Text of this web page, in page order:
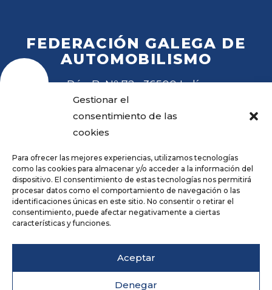
Gestionar el
consentimiento de las
cookies
Para ofrecer las mejores experiencias, utilizamos tecnologías
como las cookies para almacenar y/o acceder a la información del
dispositivo. El consentimiento de estas tecnologías nos permitirá
procesar datos como el comportamiento de navegación o las
identificaciones únicas en este sitio. No consentir o retirar el
consentimiento, puede afectar negativamente a ciertas
características y funciones.
Aceptar
Denegar
FEDERACIÓN GALEGA DE
AUTOMOBILISMO
Rúa B, Nº 72 · 36500 Lalín
Tel. 988 27 28 41
Emailfga@fga.es
Hora local:
Repositorio
Aviso legal
Política de privacidade
Cookies